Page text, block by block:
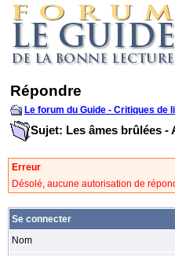
Répondre
Le forum du Guide - Critiques de
Sujet: Les âmes brûlées -
Erreur
Désolé, aucune autorisation de
Se connecter
Nom